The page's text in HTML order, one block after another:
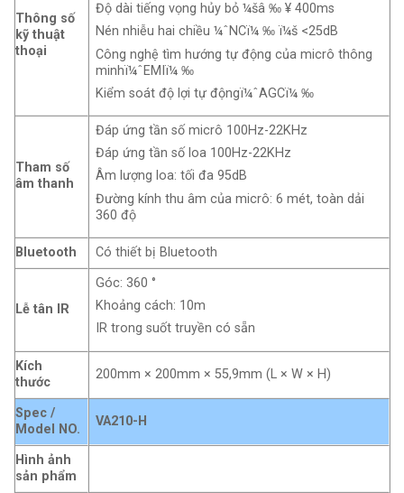
Thông số
kỹ thuật
thoại
Độ dài tiếng vọng hủy bỏ ¼šâ ‰ ¥ 400ms
Nén nhiễu hai chiều ¼ˆNCï¼ ‰ ï¼š <25dB
Công nghệ tìm hướng tự động của micrô thông
minhï¼ˆEMIï¼ ‰
Kiểm soát độ lợi tự độngï¼ˆAGCï¼ ‰
Tham số
âm thanh
Đáp ứng tần số micrô 100Hz-22KHz
Đáp ứng tần số loa 100Hz-22KHz
Âm lượng loa: tối đa 95dB
Đường kính thu âm của micrô: 6 mét, toàn dải
360 độ
Bluetooth Có thiết bị Bluetooth
Lễ tân IR
Góc: 360 °
Khoảng cách: 10m
IR trong suốt truyền có sẵn
Kích
thước
200mm × 200mm × 55,9mm (L × W × H)
Spec /
Model NO.
VA210-H
Hình ảnh
sản phẩm